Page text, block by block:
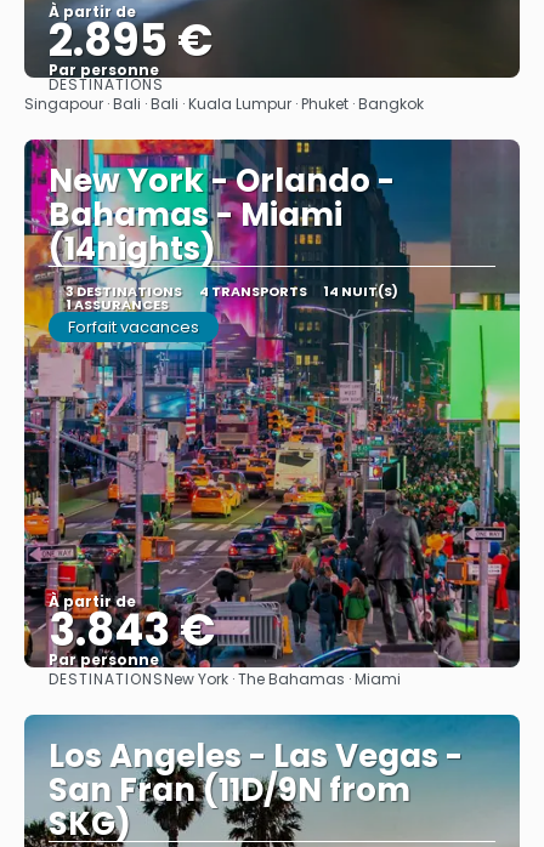
À partir de
2.895 €
Par personne
Afficher
DESTINATIONS
Singapour · Bali · Bali · Kuala Lumpur · Phuket · Bangkok
New York - Orlando -
Bahamas - Miami
(14nights)
3 DESTINATIONS 4 TRANSPORTS 14 NUIT(S)
1 ASSURANCES
Forfait vacances
À partir de
3.843 €
Par personne
Afficher
DESTINATIONSNew York · The Bahamas · Miami
Los Angeles - Las Vegas -
San Fran (11D/9N from
SKG)